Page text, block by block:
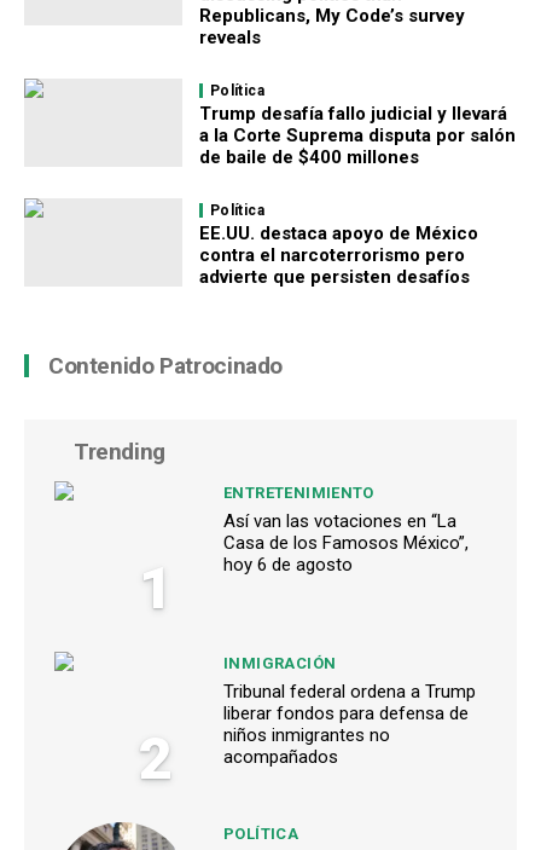
Republicans, My Code’s survey
reveals
Política
Trump desafía fallo judicial y llevará
a la Corte Suprema disputa por salón
de baile de $400 millones
Política
EE.UU. destaca apoyo de México
contra el narcoterrorismo pero
advierte que persisten desafíos
Contenido Patrocinado
Trending
1
ENTRETENIMIENTO
Así van las votaciones en “La
Casa de los Famosos México”,
hoy 6 de agosto
2
INMIGRACIÓN
Tribunal federal ordena a Trump
liberar fondos para defensa de
niños inmigrantes no
acompañados
POLÍTICA